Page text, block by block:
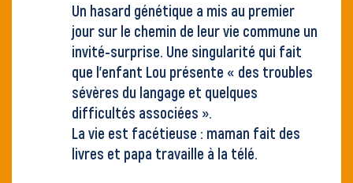
Un hasard génétique a mis au premier
jour sur le chemin de leur vie commune un
invité-surprise. Une singularité qui fait
que l’enfant Lou présente « des troubles
sévères du langage et quelques
difficultés associées ».
La vie est facétieuse : maman fait des
livres et papa travaille à la télé.